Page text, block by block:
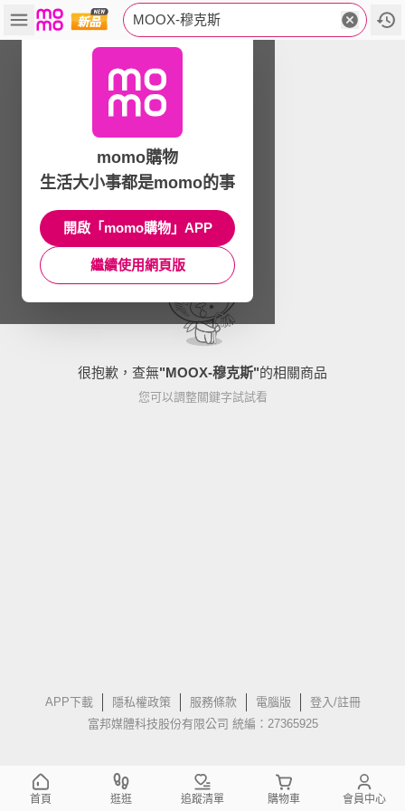
MOOX-穆克斯
很抱歉，查無"MOOX-穆克斯"的相關商品
您可以調整關鍵字試試看
APP下載 隱私權政策 服務條款 電腦版
登入/註冊
富邦媒體科技股份有限公司 統編：27365925
momo購物
生活大小事都是momo的事
開啟「momo購物」APP
繼續使用網頁版
首頁 逛逛 追蹤清單 購物車 會員中心